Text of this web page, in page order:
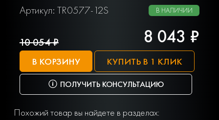
Артикул: TR0577-12S В НАЛИЧИИ
10 054 ₽ 8 043 ₽
В КОРЗИНУ КУПИТЬ В 1 КЛИК
ПОЛУЧИТЬ КОНСУЛЬТАЦИЮ
Похожий товар вы найдете в разделах: